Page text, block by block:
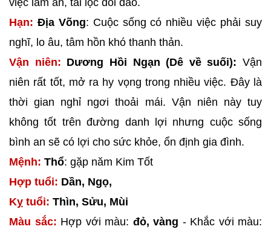
việc làm ăn, tài lộc dồi dào.
Hạn: Địa Võng: Cuộc sống có nhiều việc phải suy
nghĩ, lo âu, tâm hồn khó thanh thản.
Vận niên: Dương Hồi Ngạn (Dê về suối): Vận
niên rất tốt, mở ra hy vọng trong nhiều việc. Đây là
thời gian nghỉ ngơi thoải mái. Vận niên này tuy
không tốt trên đường danh lợi nhưng cuộc sống
bình an sẽ có lợi cho sức khỏe, ổn định gia đình.
Mệnh: Thổ: gặp năm Kim Tốt
Hợp tuổi: Dần, Ngọ,
Kỵ tuổi: Thìn, Sửu, Mùi
Màu sắc: Hợp với màu: đỏ, vàng - Khắc với màu: